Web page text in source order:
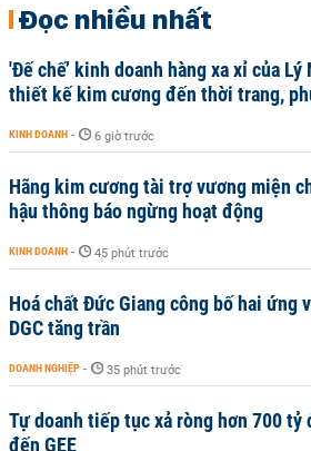
Đọc nhiều nhất
'Đế chế’ kinh doanh hàng xa xỉ của Lý
thiết kế kim cương đến thời trang,
KINH DOANH - 6 giờ trước
Hãng kim cương tài trợ vương miện
hậu thông báo ngừng hoạt động
KINH DOANH - 45 phút trước
Hoá chất Đức Giang công bố hai ứng
DGC tăng trần
DOANH NGHIỆP - 35 phút trước
Tự doanh tiếp tục xả ròng hơn 700
đến GEE